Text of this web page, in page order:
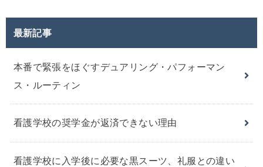
最新記事
本番で緊張をほぐすデュアリング・パフォーマン
ス・ルーティン
看護学校の奨学金が返済できない理由
看護学校に入学後に必要な黒スーツ、礼服との違い